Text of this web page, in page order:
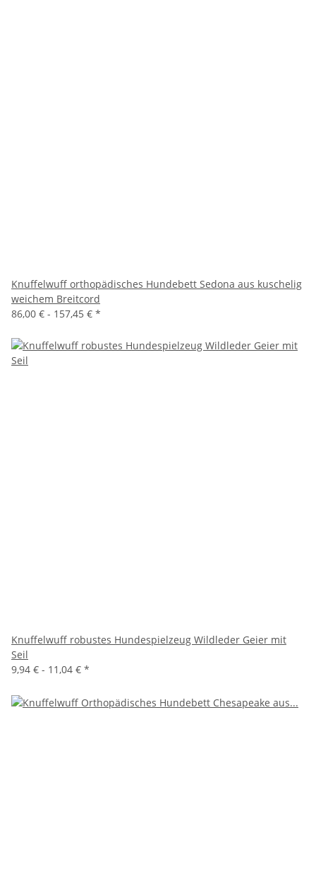
Knuffelwuff orthopädisches Hundebett Sedona aus kuschelig
weichem Breitcord
86,00 € - 157,45 € *
Knuffelwuff robustes Hundespielzeug Wildleder Geier mit
Seil
9,94 € - 11,04 € *